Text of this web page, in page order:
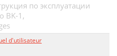
по эксплуатации
BK-1,
d'utilisateur